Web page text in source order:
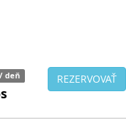
/ deň REZERVOVAŤ